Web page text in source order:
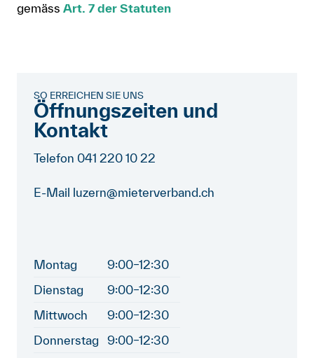
gemäss Art. 7 der Statuten
SO ERREICHEN SIE UNS
Öffnungszeiten und
Kontakt
Telefon 041 220 10 22
E-Mail luzern@mieterverband.ch
Montag
9:00–12:30
Dienstag
9:00–12:30
Mittwoch
9:00–12:30
Donnerstag 9:00–12:30